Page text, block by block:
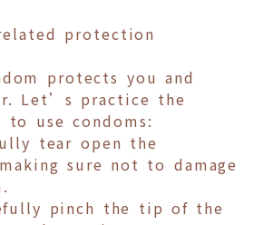
protection
protects you and
Let’s practice the
to use condoms:
tear open the
sure not to damage
pinch the tip of the